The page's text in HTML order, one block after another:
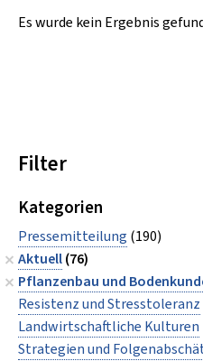
Es wurde kein Ergebnis
Filter
Kategorien
Pressemitteilung (190)
Aktuell(76)
Pflanzenbau und
Resistenz und Stresstoleranz
Landwirtschaftliche Kulturen
Strategien und